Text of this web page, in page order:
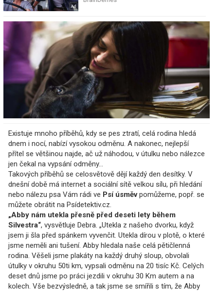
Existuje mnoho příběhů, kdy se pes ztratí, celá rodina hledá
dnem i nocí, nabízí vysokou odměnu. A nakonec, nejlepší
přítel se většinou najde, ač už náhodou, v útulku nebo nálezce
jen čekal na vypsání odměny…
Takových příběhů se celosvětově dějí každý den desítky. V
dnešní době má internet a sociální sítě velkou sílu, při hledání
nebo nálezu psa Vám rádi ve Psí úsměvpomůžeme, popř. se
můžete obrátit na Psídetektiv.cz.
„Abby nám utekla přesně před deseti lety během
Silvestra“, vysvětluje Debra. „Utekla z našeho dvorku, když
jsem ji šla před spánkem vyvenčit. Utekla dírou v plotě, o které
jsme neměli ani tušení. Abby hledala naše celá pětičlenná
rodina. Věšeli jsme plakáty na každý druhý sloup, obvolali
útulky v okruhu 50ti km, vypsali odměnu na 20 tisíc Kč. Celých
deset dnů jsme po práci jezdili v okruhu 30 Km autem a na
kolech. Vše bezvýsledně, a tak jsme se smířili s tím, že Abby